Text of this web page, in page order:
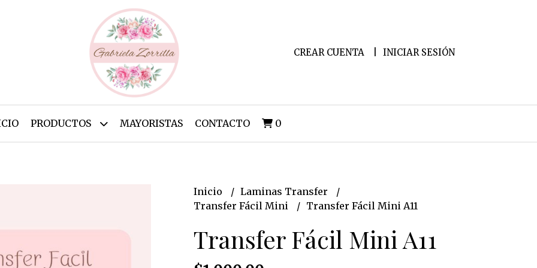
CREAR CUENTA INICIAR SESIÓN
PRODUCTOS MAYORISTAS CONTACTO 0
Inicio
Laminas Transfer
Transfer Fácil Mini
Transfer Fácil Mini A11
Transfer Fácil Mini A11